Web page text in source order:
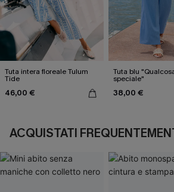
Tuta intera floreale Tulum
Tide
46,00 €
Tuta blu
speciale"
38,00 €
ACQUISTATI